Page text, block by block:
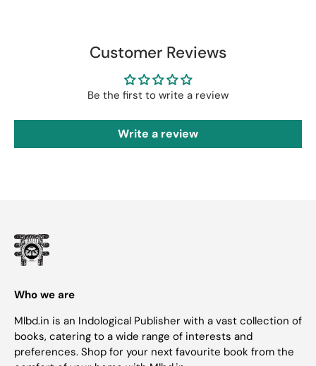
Customer Reviews
Be the first to write a review
Write a review
Who we are
Mlbd.in is an Indological Publisher with a vast collection of
books, catering to a wide range of interests and
preferences. Shop for your next favourite book from the